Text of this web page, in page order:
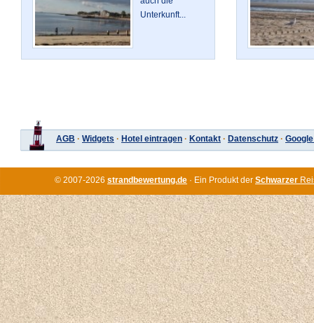
Unterkunft...
AGB · Widgets · Hotel eintragen · Kontakt · Datenschutz ·
© 2007-2026 strandbewertung.de · Ein Produkt der Schwarzer